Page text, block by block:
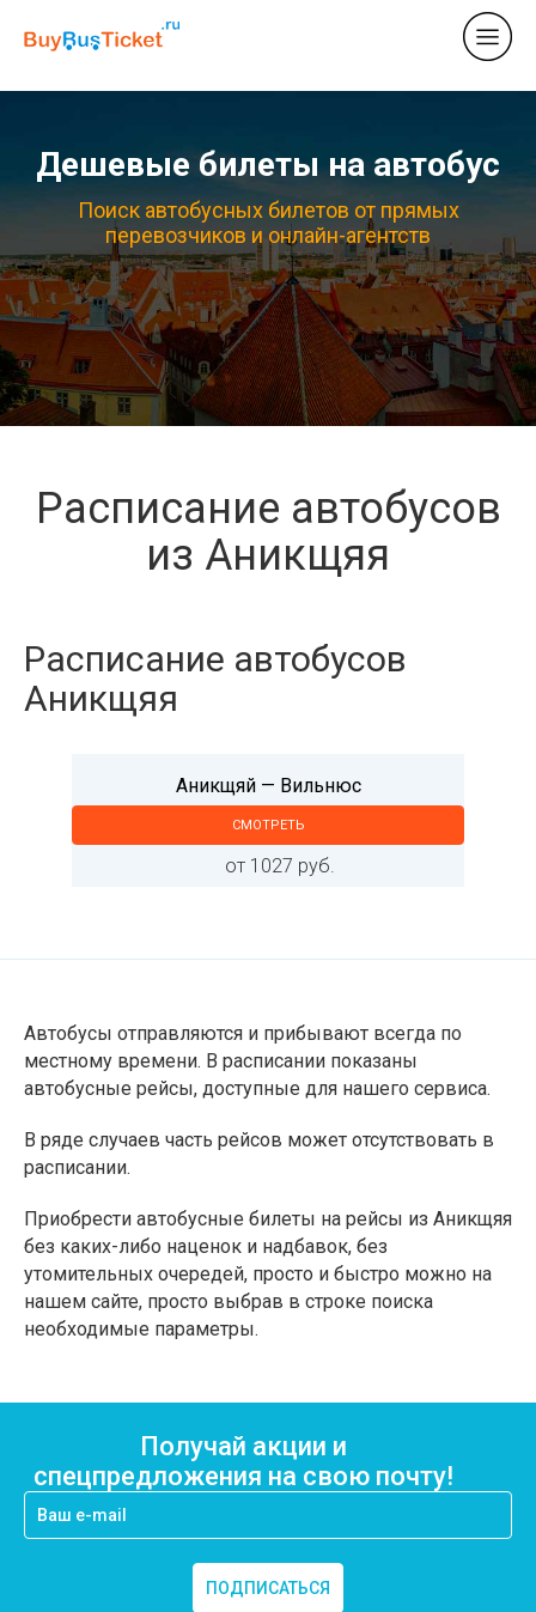
Дешевые билеты на автобус
Поиск автобусных билетов от прямых
перевозчиков и онлайн-агентств
Расписание автобусов
из Аникщяя
Расписание автобусов
Аникщяя
Аникщяй — Вильнюс
СМОТРЕТЬ
от 1027 руб.
Автобусы отправляются и прибывают всегда по
местному времени. В расписании показаны
автобусные рейсы, доступные для нашего сервиса.
В ряде случаев часть рейсов может отсутствовать в
расписании.
Приобрести автобусные билеты на рейсы из Аникщяя
без каких-либо наценок и надбавок, без
утомительных очередей, просто и быстро можно на
нашем сайте, просто выбрав в строке поиска
необходимые параметры.
Получай акции и
спецпредложения на свою почту!
ПОДПИСАТЬСЯ